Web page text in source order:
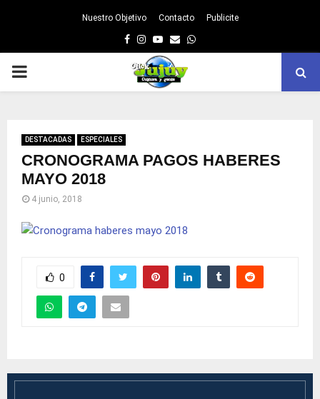
Nuestro Objetivo Contacto Publicite
Facebook
Instagram
Youtube
EmailWhatsapp
PRIMARY
DESTACADAS ESPECIALES
CRONOGRAMA PAGOS HABERES
MAYO 2018
4 junio, 2018
0